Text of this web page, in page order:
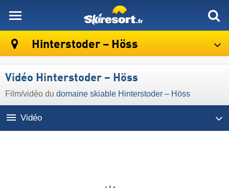
Hinterstoder – Höss
Vidéo Hinterstoder – Höss
Film/vidéo du domaine skiable Hinterstoder – Höss
Vidéo